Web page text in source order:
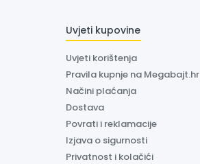
Uvjeti kupovine
Uvjeti korištenja
Pravila kupnje na Megabajt.hr
Načini plaćanja
Dostava
Povrati i reklamacije
Izjava o sigurnosti
Privatnost i kolačići